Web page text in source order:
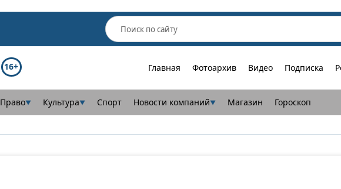
16+ Главная Фотоархив Видео Подписка
Право▼ Культура▼ Спорт Новости компаний▼ Магазин Гороскоп